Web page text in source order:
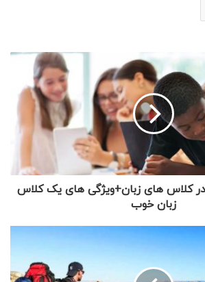
در کلاس های زبان+ویژگی های یک کلاس
زبان خوب